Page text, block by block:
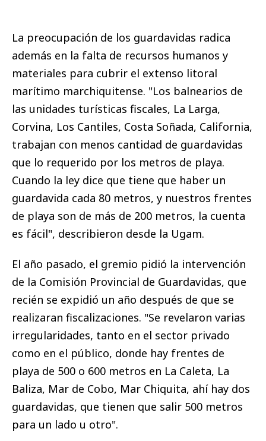
La preocupación de los guardavidas radica
además en la falta de recursos humanos y
materiales para cubrir el extenso litoral
marítimo marchiquitense. "Los balnearios de
las unidades turísticas fiscales, La Larga,
Corvina, Los Cantiles, Costa Soñada, California,
trabajan con menos cantidad de guardavidas
que lo requerido por los metros de playa.
Cuando la ley dice que tiene que haber un
guardavida cada 80 metros, y nuestros frentes
de playa son de más de 200 metros, la cuenta
es fácil", describieron desde la Ugam.
El año pasado, el gremio pidió la intervención
de la Comisión Provincial de Guardavidas, que
recién se expidió un año después de que se
realizaran fiscalizaciones. "Se revelaron varias
irregularidades, tanto en el sector privado
como en el público, donde hay frentes de
playa de 500 o 600 metros en La Caleta, La
Baliza, Mar de Cobo, Mar Chiquita, ahí hay dos
guardavidas, que tienen que salir 500 metros
para un lado u otro".